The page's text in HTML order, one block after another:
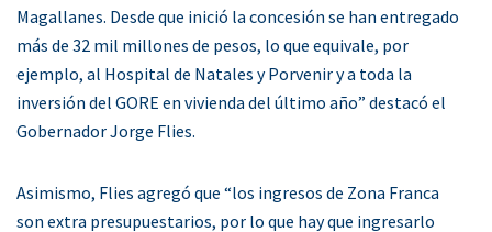
Magallanes. Desde que inició la concesión se han entregado
más de 32 mil millones de pesos, lo que equivale, por
ejemplo, al Hospital de Natales y Porvenir y a toda la
inversión del GORE en vivienda del último año” destacó el
Gobernador Jorge Flies.
Asimismo, Flies agregó que “los ingresos de Zona Franca
son extra presupuestarios, por lo que hay que ingresarlo